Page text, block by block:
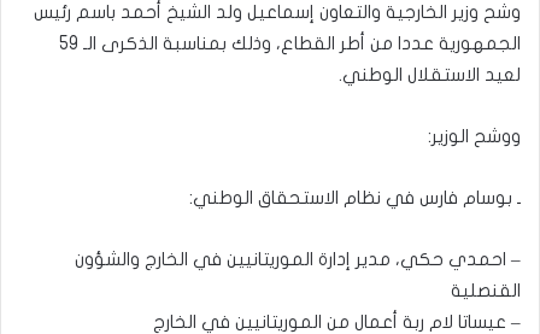
وشح وزير الخارجية والتعاون إسماعيل ولد الشيخ أحمد باسم رئيس
الجمهورية عددا من أطر القطاع، وذلك بمناسبة الذكرى الـ 59
لعيد الاستقلال الوطني.
ووشح الوزير:
ـ بوسام فارس في نظام الاستحقاق الوطني:
– احمدي حكي، مدير إدارة الموريتانيين في الخارج والشؤون
القنصلية
– عيساتا لام ربة أعمال من الموريتانيين في الخارج